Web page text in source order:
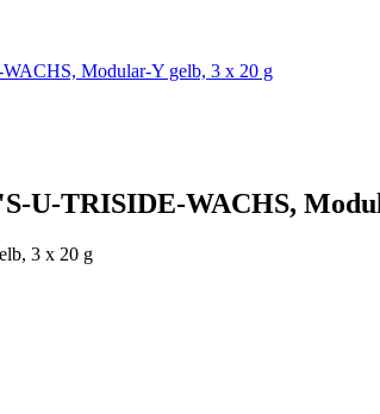
Modular-Y gelb, 3 x 20 g
U-TRISIDE-WACHS,
3 x 20 g